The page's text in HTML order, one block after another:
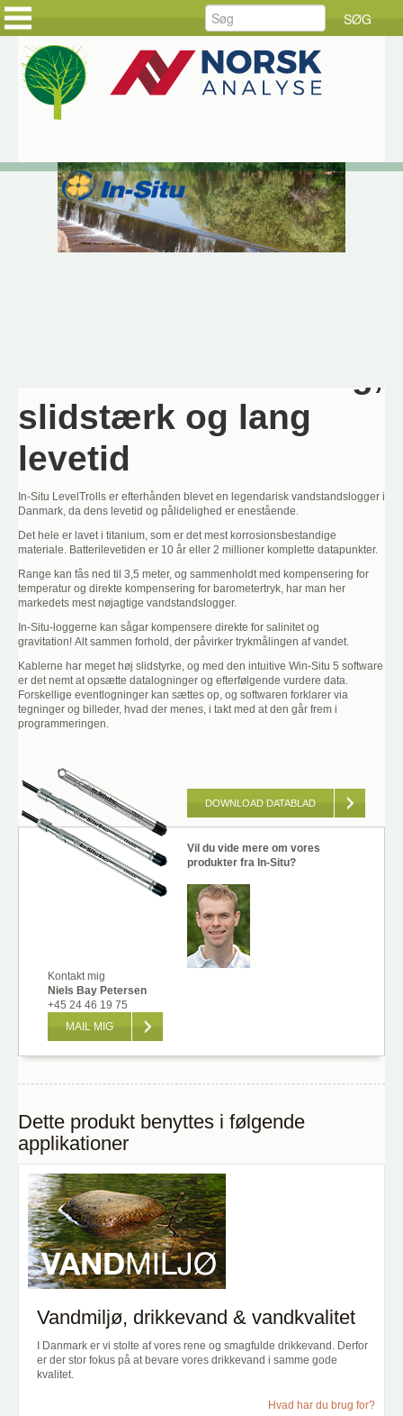
FORSIDE
PRODUKTER
LØSNINGER
FORSIDE
KUNDEHISTORIER
DOWNLOAD
JOB HOS CKE
OM CKE
slidstærk og lang
levetid
In-Situ LevelTrolls er efterhånden blevet en legendarisk vandstandslogger i
Danmark, da dens levetid og pålidelighed er enestående.
Det hele er lavet i titanium, som er det mest korrosionsbestandige
materiale. Batterilevetiden er 10 år eller 2 millioner komplette datapunkter.
Range kan fås ned til 3,5 meter, og sammenholdt med kompensering for
temperatur og direkte kompensering for barometertryk, har man her
markedets mest nøjagtige vandstandslogger.
In-Situ-loggerne kan sågar kompensere direkte for salinitet og
gravitation! Alt sammen forhold, der påvirker trykmålingen af vandet.
Kablerne har meget høj slidstyrke, og med den intuitive Win-Situ 5 software
er det nemt at opsætte datalogninger og efterfølgende vurdere data.
Forskellige eventlogninger kan sættes op, og softwaren forklarer via
tegninger og billeder, hvad der menes, i takt med at den går frem i
programmeringen.
DOWNLOAD DATABLAD
Vil du vide mere om vores
produkter fra In-Situ?
Kontakt mig
Niels Bay Petersen
+45 24 46 19 75
MAIL MIG
Dette produkt benyttes i følgende
applikationer
Vandmiljø, drikkevand & vandkvalitet
I Danmark er vi stolte af vores rene og smagfulde drikkevand. Derfor
er der stor fokus på at bevare vores drikkevand i samme gode
kvalitet.
Hvad har du brug for?